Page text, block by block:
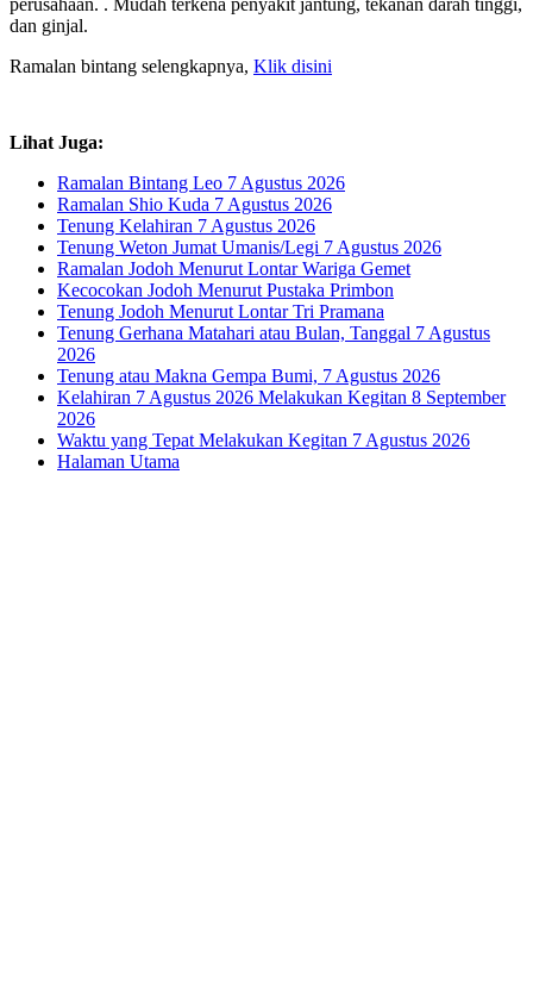
perusahaan. . Mudah terkena penyakit jantung, tekanan darah tinggi,
dan ginjal.
Ramalan bintang selengkapnya, Klik disini
Lihat Juga:
Ramalan Bintang Leo 7 Agustus 2026
Ramalan Shio Kuda 7 Agustus 2026
Tenung Kelahiran 7 Agustus 2026
Tenung Weton Jumat Umanis/Legi 7 Agustus 2026
Ramalan Jodoh Menurut Lontar Wariga Gemet
Kecocokan Jodoh Menurut Pustaka Primbon
Tenung Jodoh Menurut Lontar Tri Pramana
Tenung Gerhana Matahari atau Bulan, Tanggal 7 Agustus
2026
Tenung atau Makna Gempa Bumi, 7 Agustus 2026
Kelahiran 7 Agustus 2026 Melakukan Kegitan 8 September
2026
Waktu yang Tepat Melakukan Kegitan 7 Agustus 2026
Halaman Utama